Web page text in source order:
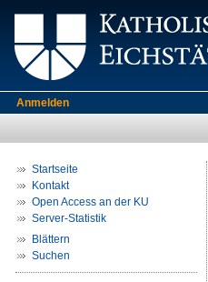
Anmelden
Startseite
Kontakt
Open Access an der KU
Server-Statistik
Blättern
Suchen